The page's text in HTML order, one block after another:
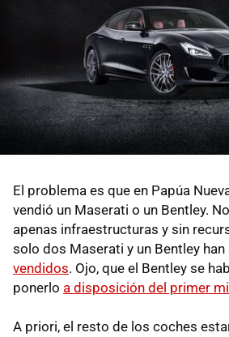
El problema es que en Papúa
vendió un Maserati o un Bentley.
apenas infraestructuras y sin
solo dos Maserati y un Bentley han
vendidos. Ojo, que el Bentley se
ponerlo a disposición del primer
A priori, el resto de los coches